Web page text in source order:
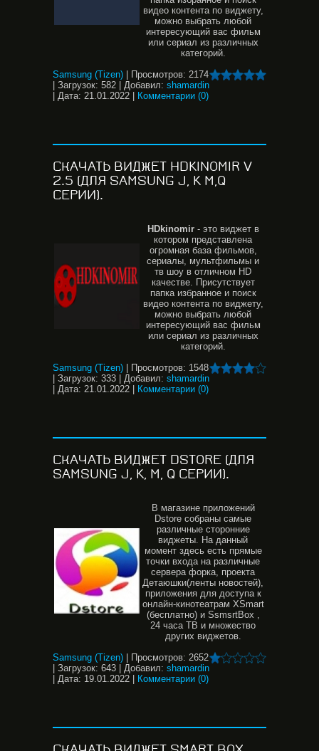
видео контента по виджету,
можно выбрать любой
интересующий вас фильм
или сериал из различных
категорий.
Samsung (Tizen)
Просмотров: 2174
Загрузок: 582 Добавил: shamardin
Дата: 21.01.2022 Комментарии (0)
СКАЧАТЬ ВИДЖЕТ HDKINOMIR V
2.5 (ДЛЯ SAMSUNG J, K M,Q
СЕРИИ).
HDkinomir- это виджет в
котором представлена
огромная база фильмов,
сериалы, мультфильмы и
тв шоу в отличном HD
качестве. Присутствует
папка избранное и поиск
видео контента по виджету,
можно выбрать любой
интересующий вас фильм
или сериал из различных
категорий.
Samsung (Tizen)
Просмотров: 1548
Загрузок: 333 Добавил: shamardin
Дата: 21.01.2022 Комментарии (0)
СКАЧАТЬ ВИДЖЕТ DSTORE (ДЛЯ
SAMSUNG J, K, M, Q СЕРИИ).
В магазине приложений
Dstore собраны самые
различные сторонние
виджеты. На данный
момент здесь есть прямые
точки входа на различные
сервера форка, проекта
Детаюшки(ленты новостей),
приложения для доступа к
онлайн-кинотеатрам XSmart
(бесплатно) и SsmsrtBox ,
24 часа ТВ и множество
других виджетов.
Samsung (Tizen)
Просмотров: 2652
Загрузок: 643 Добавил: shamardin
Дата: 19.01.2022 Комментарии (0)